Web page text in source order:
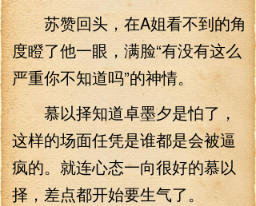
苏赞回头，在A姐看不到的角
度瞪了他一眼，满脸“有没有这么
严重你不知道吗”的神情。
慕以择知道卓墨夕是怕了，
这样的场面任凭是谁都是会被逼
疯的。就连心态一向很好的慕以
择，差点都开始要生气了。